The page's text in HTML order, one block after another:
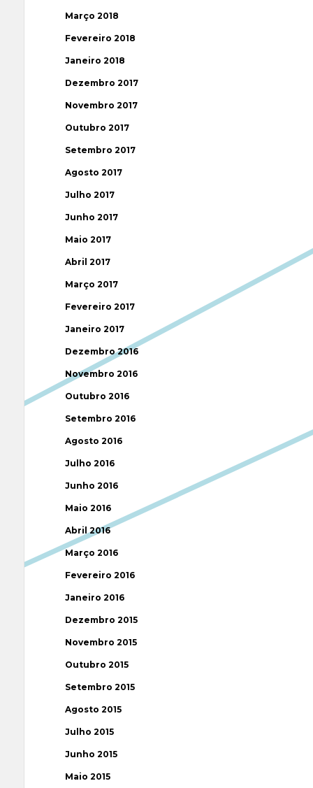
Março 2018
Fevereiro 2018
Janeiro 2018
Dezembro 2017
Novembro 2017
Outubro 2017
Setembro 2017
Agosto 2017
Julho 2017
Junho 2017
Maio 2017
Abril 2017
Março 2017
Fevereiro 2017
Janeiro 2017
Dezembro 2016
Novembro 2016
Outubro 2016
Setembro 2016
Agosto 2016
Julho 2016
Junho 2016
Maio 2016
Abril 2016
Março 2016
Fevereiro 2016
Janeiro 2016
Dezembro 2015
Novembro 2015
Outubro 2015
Setembro 2015
Agosto 2015
Julho 2015
Junho 2015
Maio 2015